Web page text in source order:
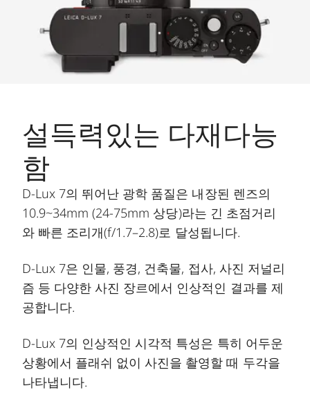
설득력있는 다재다능
함
D-Lux 7의 뛰어난 광학 품질은 내장된 렌즈의
10.9~34mm (24-75mm 상당)라는 긴 초점거리
와 빠른 조리개(f/1.7–2.8)로 달성됩니다.
D-Lux 7은 인물, 풍경, 건축물, 접사, 사진 저널리
즘 등 다양한 사진 장르에서 인상적인 결과를 제
공합니다.
D-Lux 7의 인상적인 시각적 특성은 특히 어두운
상황에서 플래쉬 없이 사진을 촬영할 때 두각을
나타냅니다.